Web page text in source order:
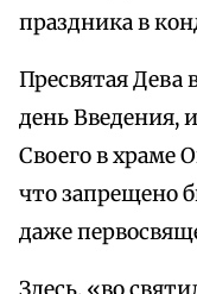
праздника в
Пресвятая Дева
день Введения,
Своего в храме
что запрещено
даже